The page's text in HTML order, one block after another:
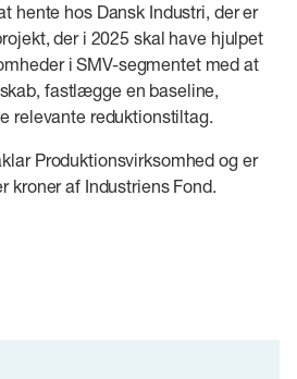
hente hos Dansk Industri, der er
der i 2025 skal have hjulpet
i SMV-segmentet med at
fastlægge en baseline,
relevante reduktionstiltag.
Produktionsvirksomhed og er
kroner af Industriens Fond.